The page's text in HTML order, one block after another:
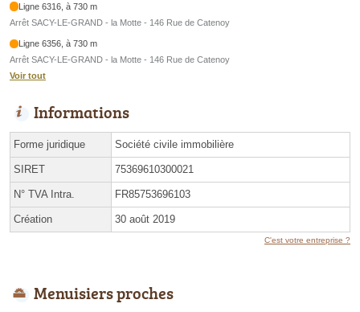
Ligne 6316, à 730 m
Arrêt SACY-LE-GRAND - la Motte - 146 Rue de Catenoy
Ligne 6356, à 730 m
Arrêt SACY-LE-GRAND - la Motte - 146 Rue de Catenoy
Voir tout
Informations
Forme juridique Société civile immobilière
SIRET 75369610300021
N° TVA Intra. FR85753696103
Création 30 août 2019
C'est votre entreprise ?
Menuisiers proches